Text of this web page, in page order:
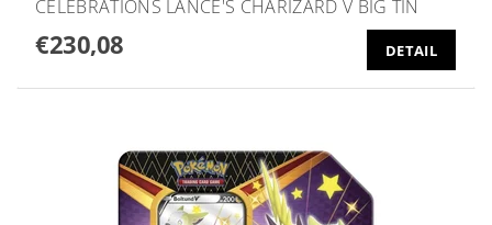
CELEBRATIONS LANCE'S CHARIZARD V BIG TIN
€230,08 DETAIL